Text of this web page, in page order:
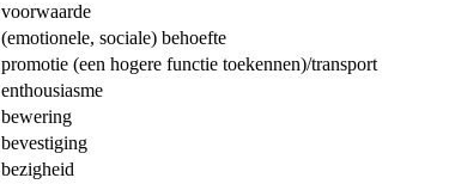
voorwaarde
(emotionele, sociale) behoefte
promotie (een hogere functie toekennen)/transport
enthousiasme
bewering
bevestiging
bezigheid